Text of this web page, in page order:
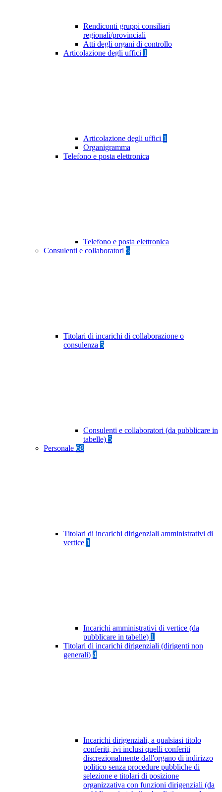
Rendiconti gruppi consiliari
regionali/provinciali
Atti degli organi di controllo
Articolazione degli uffici 1
Articolazione degli uffici 1
Organigramma
Telefono e posta elettronica
Telefono e posta elettronica
Consulenti e collaboratori 5
Titolari di incarichi di collaborazione o
consulenza 5
Consulenti e collaboratori (da pubblicare in
tabelle) 5
Personale 68
Titolari di incarichi dirigenziali amministrativi di
vertice 1
Incarichi amministrativi di vertice (da
pubblicare in tabelle) 1
Titolari di incarichi dirigenziali (dirigenti non
generali) 4
Incarichi dirigenziali, a qualsiasi titolo
conferiti, ivi inclusi quelli conferiti
discrezionalmente dall'organo di indirizzo
politico senza procedure pubbliche di
selezione e titolari di posizione
organizzativa con funzioni dirigenziali (da